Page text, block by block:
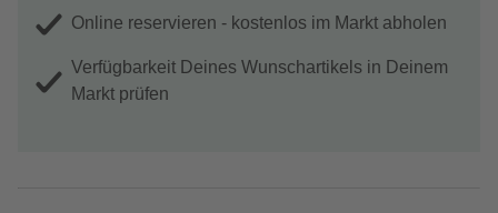
Online reservieren - kostenlos im Markt abholen
Verfügbarkeit Deines Wunschartikels in Deinem
Markt prüfen